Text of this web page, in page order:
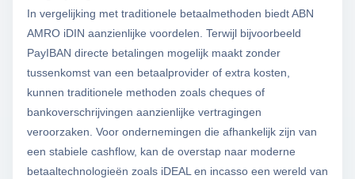
In vergelijking met traditionele betaalmethoden biedt ABN
AMRO iDIN aanzienlijke voordelen. Terwijl bijvoorbeeld
PayIBAN directe betalingen mogelijk maakt zonder
tussenkomst van een betaalprovider of extra kosten,
kunnen traditionele methoden zoals cheques of
bankoverschrijvingen aanzienlijke vertragingen
veroorzaken. Voor ondernemingen die afhankelijk zijn van
een stabiele cashflow, kan de overstap naar moderne
betaaltechnologieën zoals iDEAL en incasso een wereld van